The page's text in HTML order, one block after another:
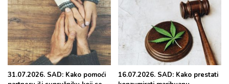
31.07.2026. SAD: Kako pomoći
16.07.2026. SAD: Kako prestati